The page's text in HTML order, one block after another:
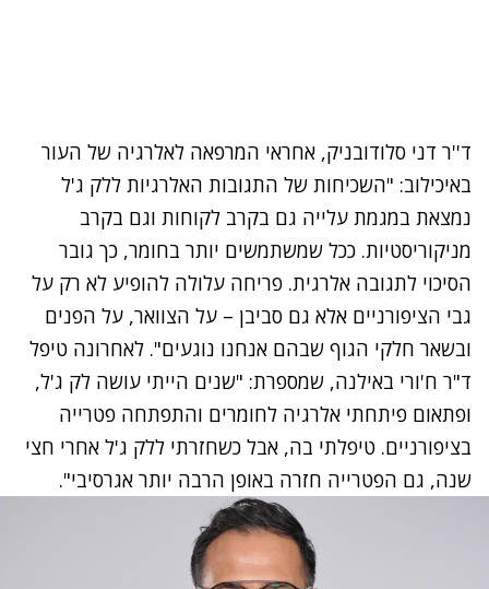
ד''ר דני סלודובניק, אחראי המרפאה לאלרגיה של העור
באיכילוב: "השכיחות של התגובות האלרגיות ללק ג'ל
נמצאת במגמת עלייה גם בקרב לקוחות וגם בקרב
מניקוריסטיות. ככל שמשתמשים יותר בחומר, כך גובר
הסיכוי לתגובה אלרגית. פריחה עלולה להופיע לא רק על
גבי הציפורניים אלא גם סביבן – על הצוואר, על הפנים
ובשאר חלקי הגוף שבהם אנחנו נוגעים". לאחרונה טיפל
ד"ר ח'ורי באילנה, שמספרת: "שנים הייתי עושה לק ג'ל,
ופתאום פיתחתי אלרגיה לחומרים והתפתחה פטרייה
בציפורניים. טיפלתי בה, אבל כשחזרתי ללק ג'ל אחרי חצי
שנה, גם הפטרייה חזרה באופן הרבה יותר אגרסיבי".